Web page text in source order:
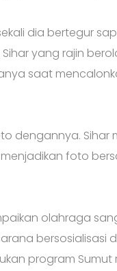
dia bertegur
yang rajin
saat
dengannya. Sihar
foto
olahraga
bersosialisasi
program